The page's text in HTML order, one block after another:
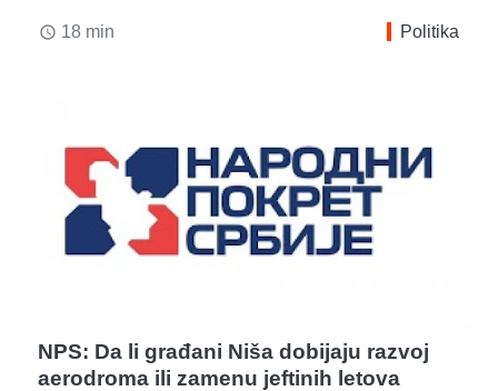
access_time 18 min Politika
NPS: Da li građani Niša dobijaju razvoj
aerodroma ili zamenu jeftinih letova